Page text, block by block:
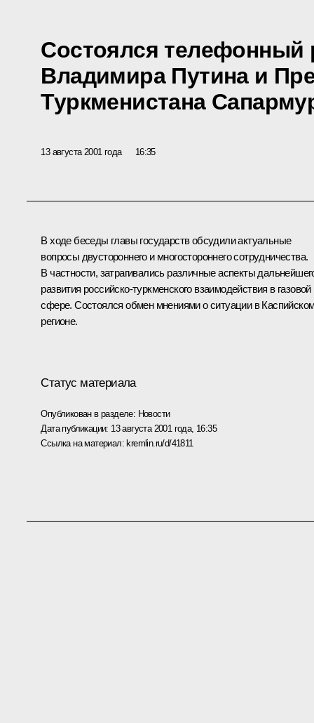
Состоялся телефонный
Владимира Путина и
Туркменистана
13 августа 2001 года 16:35
В ходе беседы главы государств обсудили актуальные
вопросы двустороннего и многостороннего сотрудничества.
В частности, затрагивались различные аспекты
развития российско-туркменского взаимодействия в газовой
сфере. Состоялся обмен мнениями о ситуации в
регионе.
Статус материала
Опубликован в разделе: Новости
Дата публикации: 13 августа 2001 года, 16:35
Ссылка на материал:kremlin.ru/d/41811